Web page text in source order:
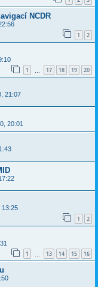
NCDR
1 2
1 17 18 19 20
21:07
20:01
13:25
1 2
1 13 14 15 16